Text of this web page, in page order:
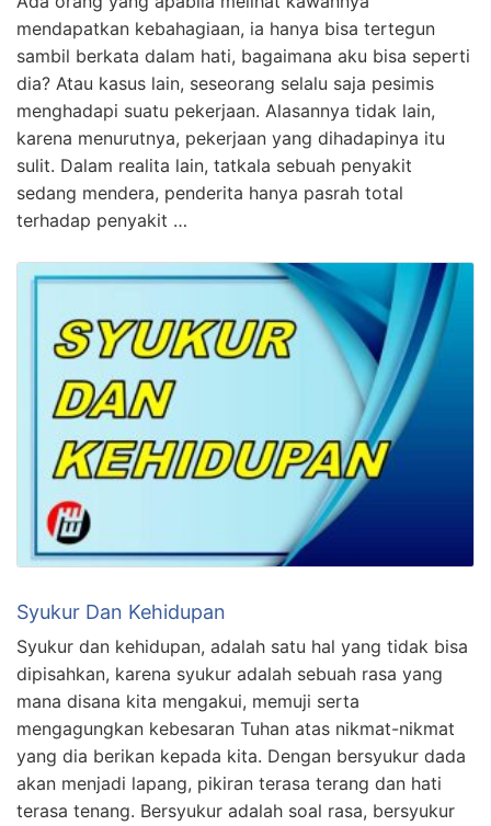
mendapatkan kebahagiaan, ia hanya bisa tertegun
sambil berkata dalam hati, bagaimana aku bisa seperti
dia? Atau kasus lain, seseorang selalu saja pesimis
menghadapi suatu pekerjaan. Alasannya tidak lain,
karena menurutnya, pekerjaan yang dihadapinya itu
sulit. Dalam realita lain, tatkala sebuah penyakit
sedang mendera, penderita hanya pasrah total
terhadap penyakit …
Syukur Dan Kehidupan
Syukur dan kehidupan, adalah satu hal yang tidak bisa
dipisahkan, karena syukur adalah sebuah rasa yang
mana disana kita mengakui, memuji serta
mengagungkan kebesaran Tuhan atas nikmat-nikmat
yang dia berikan kepada kita. Dengan bersyukur dada
akan menjadi lapang, pikiran terasa terang dan hati
terasa tenang. Bersyukur adalah soal rasa, bersyukur